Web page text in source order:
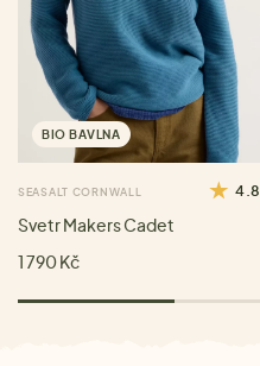
BIO BAVLNA
SEASALT CORNWALL 4.8
Svetr Makers Cadet
1 790 Kč